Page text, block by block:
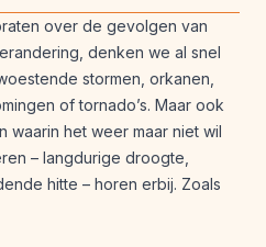
over de gevolgen van
denken we al snel
stormen, orkanen,
of tornado’s. Maar ook
waarin het weer maar niet wil
– langdurige droogte,
hitte – horen erbij. Zoals